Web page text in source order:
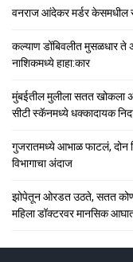
वनराज आंदेकर मर्डर केसमधील
कल्याण डोंबिवलीत मुसळधार ते
नाशिकमध्ये हाहा:कार
मुंबईतील मुलीला सतत खोकला
सीटी स्कॅनमध्ये धक्कादायक
गुजरातमध्ये आभाळ फाटलं, दोन
विभागाचा अंदाज
झोपेतून ओरडत उठते, सतत
महिला डॉक्टरवर मानसिक